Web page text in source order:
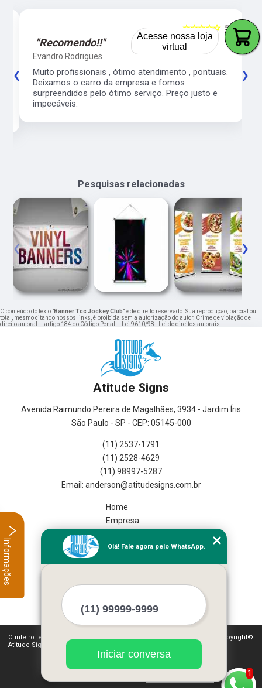
5
☆☆☆☆☆
"Recomendo!!"
Evandro Rodrigues
Muito profissionais , ótimo atendimento , pontuais.
Deixamos o carro da empresa e fomos
surpreendidos pelo ótimo serviço. Preço justo e
impecáveis.
‹ ›
Pesquisas relacionadas
‹ ›
O conteúdo do texto "Banner Tcc Jockey Club" é de direito reservado. Sua reprodução, parcial ou
total, mesmo citando nossos links, é proibida sem a autorização do autor. Crime de violação de
direito autoral – artigo 184 do Código Penal –
Lei 9610/98 - Lei de direitos autorais
Atitude Signs
Avenida Raimundo Pereira de Magalhães, 3934 - Jardim Íris
São Paulo - SP - CEP: 05145-000
(11) 2537-1791
(11) 2528-4629
(11) 98997-5287
Home
Empresa
Serviços
Mais Serviços
O inteiro teor deste site está sujeito à proteção de direitos autorais. Copyright©
Atitude Signs (Lei 9610 de 19/02/1998)
1
Olá! Fale agora pelo WhatsApp.
Iniciar conversa
Informações
Acesse nossa loja
virtual